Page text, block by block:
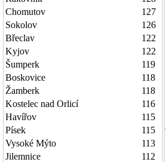
Chomutov
127
Sokolov
126
Břeclav
122
Kyjov
122
Šumperk
119
Boskovice
118
Žamberk
118
Kostelec nad Orlicí
116
Havířov
115
Písek
115
Vysoké Mýto
113
Jilemnice
112